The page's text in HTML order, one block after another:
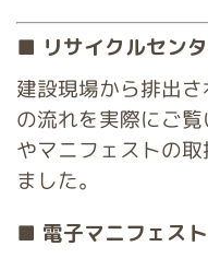
■ リサイクルセン
建設現場から排出
の流れを実際にご
やマニフェストの
ました。
■ 電子マニフェス